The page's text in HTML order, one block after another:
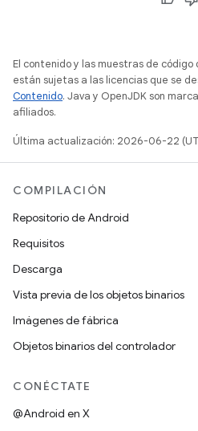
El contenido y las muestras de
están sujetas a las licencias que se
Contenido. Java y OpenJDK son
afiliados.
Última actualización: 2026-06-22
COMPILACIÓN
Repositorio de Android
Requisitos
Descarga
Vista previa de los objetos binarios
Imágenes de fábrica
Objetos binarios del controlador
CONÉCTATE
@Android en X